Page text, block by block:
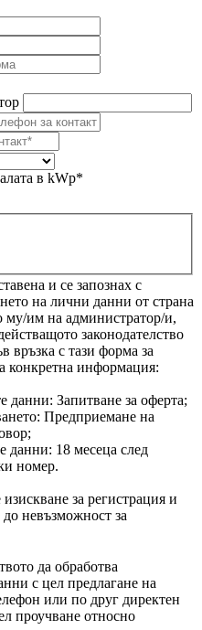
в kWp*
и се запознах с
на лични данни от страна
му/им на администратор/и,
законодателство
връзка с тази форма за
конкретна информация:
данни: Запитване за оферта;
Предприемане на
данни: 18 месеца след
номер.
за регистрация и
невъзможност за
да обработва
с цел предлагане на
или по друг директен
проучване относно